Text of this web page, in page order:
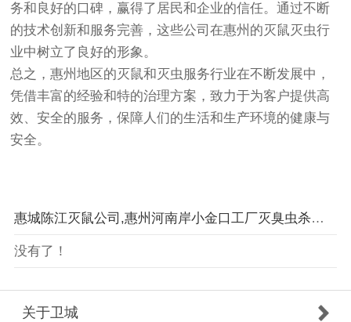
务和良好的口碑，赢得了居民和企业的信任。通过不断
的技术创新和服务完善，这些公司在惠州的灭鼠灭虫行
业中树立了良好的形象。
总之，惠州地区的灭鼠和灭虫服务行业在不断发展中，
凭借丰富的经验和特的治理方案，致力于为客户提供高
效、安全的服务，保障人们的生活和生产环境的健康与
安全。
惠城陈江灭鼠公司,惠州河南岸小金口工厂灭臭虫杀蟑螂,惠州杀虫除四害公司
没有了！
关于卫城